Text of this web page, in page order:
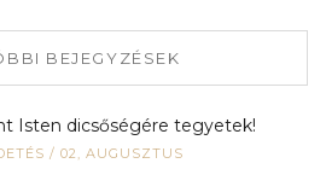
BEJEGYZÉSEK
Isten dicsőségére tegyetek!
/ 02, AUGUSZTUS